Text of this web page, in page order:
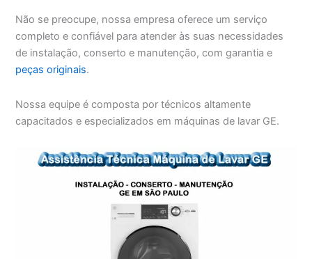
Não se preocupe, nossa empresa oferece um serviço
completo e confiável para atender às suas necessidades
de instalação, conserto e manutenção, com garantia e
peças originais.
Nossa equipe é composta por técnicos altamente
capacitados e especializados em máquinas de lavar GE.